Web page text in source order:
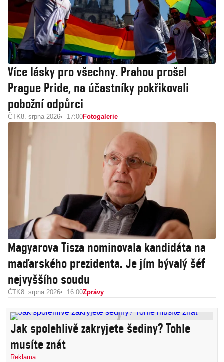
Více lásky pro všechny. Prahou prošel
Prague Pride, na účastníky pokřikovali
pobožní odpůrci
ČTK8. srpna 2026 17:00Fotogalerie
Magyarova Tisza nominovala kandidáta na
maďarského prezidenta. Je jím bývalý šéf
nejvyššího soudu
ČTK8. srpna 2026 16:00Zprávy
Jak spolehlivě zakryjete šediny? Tohle
musíte znát
Reklama